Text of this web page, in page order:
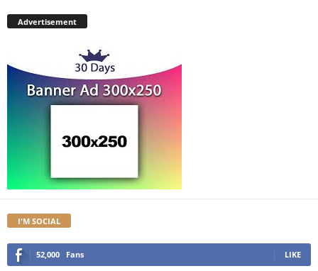
Advertisement
I'M SOCIAL
52,000 Fans LIKE